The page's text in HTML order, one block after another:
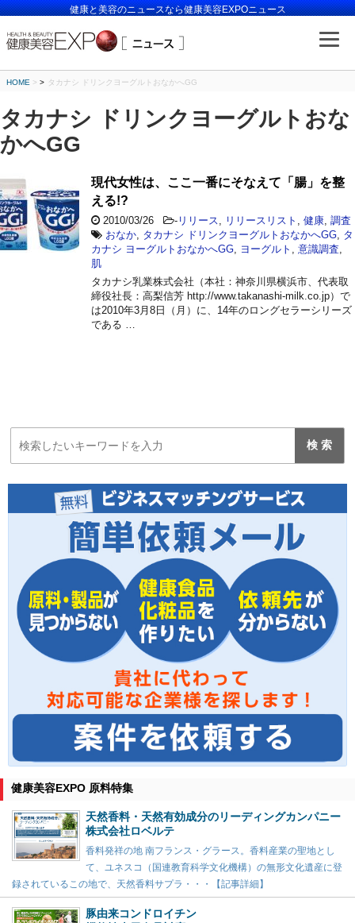
健康と美容のニュースなら健康美容EXPOニュース
HOME > タカナシ ドリンクヨーグルトおなかへGG
タカナシ ドリンクヨーグルトおな
かへGG
現代女性は、ここ一番にそなえて「腸」を整
える!?
2010/03/26 - リリース リリースリスト 健康 調査
おなか タカナシ ドリンクヨーグルトおなかへGG タ
カナシ ヨーグルトおなかへGG
ヨーグルト 意識調査
肌
タカナシ乳業株式会社（本社：神奈川県横浜市、代表取
締役社長：高梨信芳 http://www.takanashi-milk.co.jp）で
は2010年3月8日（月）に、14年のロングセラーシリーズ
である …
健康美容EXPO 原料特集
天然香料・天然有効成分のリーディングカンパニー
株式会社ロベルテ
香料発祥の地 南フランス・グラース。香料産業の聖地とし
て、ユネスコ（国連教育科学文化機構）の無形文化遺産に登
録されているこの地で、天然香料サプラ・・・【記事詳細】
豚由来コンドロイチン